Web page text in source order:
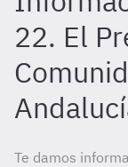
22. El
Te damos